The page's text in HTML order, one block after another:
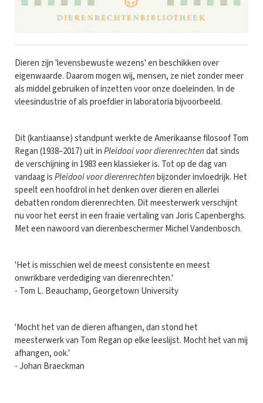
Dieren zijn 'levensbewuste wezens' en beschikken over
eigenwaarde. Daarom mogen wij, mensen, ze niet zonder meer
als middel gebruiken of inzetten voor onze doeleinden. In de
vleesindustrie of als proefdier in laboratoria bijvoorbeeld.
Dit (kantiaanse) standpunt werkte de Amerikaanse filosoof Tom
Regan (1938–2017) uit inPleidooi voor dierenrechtendat sinds
de verschijning in 1983 een klassieker is. Tot op de dag van
vandaag isPleidooi voor dierenrechtenbijzonder invloedrijk. Het
speelt een hoofdrol in het denken over dieren en allerlei
debatten rondom dierenrechten. Dit meesterwerk verschijnt
nu voor het eerst in een fraaie vertaling van Joris Capenberghs.
Met een nawoord van dierenbeschermer Michel Vandenbosch.
'Het is misschien wel de meest consistente en meest
onwrikbare verdediging van dierenrechten.'
- Tom L. Beauchamp, Georgetown University
'Mocht het van de dieren afhangen, dan stond het
meesterwerk van Tom Regan op elke leeslijst. Mocht het van mij
afhangen, ook.'
- Johan Braeckman